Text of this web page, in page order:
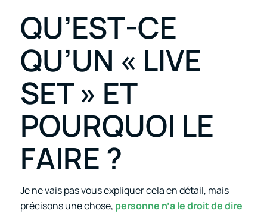
QU’EST-CE
QU’UN « LIVE
SET » ET
POURQUOI LE
FAIRE ?
Je ne vais pas vous expliquer cela en détail, mais
précisons une chose, personne n’a le droit de dire